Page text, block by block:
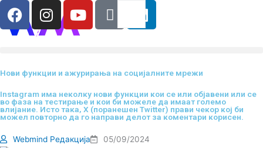
Skip
content
RS
ENG F
a
c
o
o
k
I
n
s
g
r
a
m
Y
o
u
b
e
I
c
i
k
-
t
i
L
d
i
n
Нови функции и ажурирања на социјалните мрежи
Instagram има неколку нови функции кои се или објавени или се
во фаза на тестирање и кои би можеле да имаат големо
влијание. Исто така, X (поранешен Twitter) прави чекор кој би
можел повторно да го направи делот за коментари корисен.
Webmind Редакција 05/09/2024